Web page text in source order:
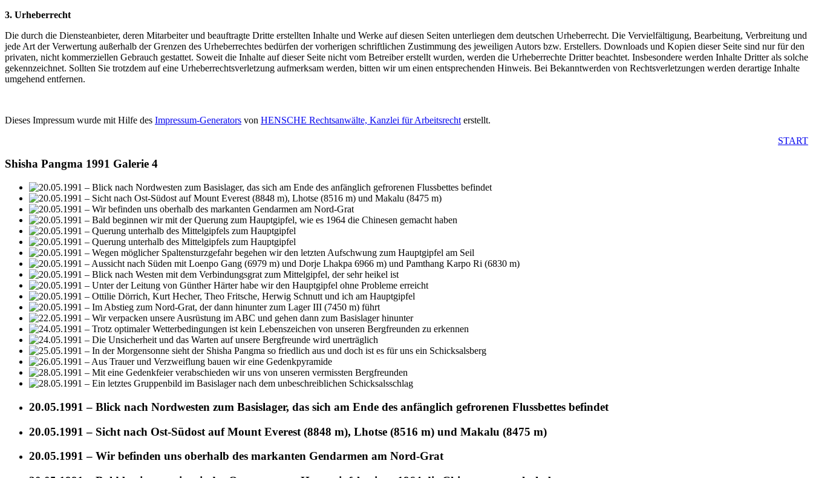
3. Urheberrecht
Die durch die Diensteanbieter, deren Mitarbeiter und beauftragte Dritte erstellten Inhalte und Werke auf diesen Seiten unterliegen dem deutschen Urheberrecht. Die Vervielfältigung, Bearbeitung, Verbreitung und
jede Art der Verwertung außerhalb der Grenzen des Urheberrechtes bedürfen der vorherigen schriftlichen Zustimmung des jeweiligen Autors bzw. Erstellers. Downloads und Kopien dieser Seite sind nur für den
privaten, nicht kommerziellen Gebrauch gestattet. Soweit die Inhalte auf dieser Seite nicht vom Betreiber erstellt wurden, werden die Urheberrechte Dritter beachtet. Insbesondere werden Inhalte Dritter als solche
gekennzeichnet. Sollten Sie trotzdem auf eine Urheberrechtsverletzung aufmerksam werden, bitten wir um einen entsprechenden Hinweis. Bei Bekanntwerden von Rechtsverletzungen werden derartige Inhalte
umgehend entfernen.
Dieses Impressum wurde mit Hilfe des Impressum-Generators von HENSCHE Rechtsanwälte, Kanzlei für Arbeitsrecht erstellt.
START
Shisha Pangma 1991 Galerie 4
20.05.1991 – Blick nach Nordwesten zum Basislager, das sich am Ende des anfänglich gefrorenen Flussbettes befindet
20.05.1991 – Sicht nach Ost-Südost auf Mount Everest (8848 m), Lhotse (8516 m) und Makalu (8475 m)
20.05.1991 – Wir befinden uns oberhalb des markanten Gendarmen am Nord-Grat